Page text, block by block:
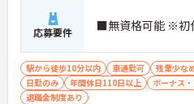
応募要件 ■無資格可能 ※初
駅から徒歩10分以内 車通勤可 残業少な
日勤のみ
年間休日110日以上 ボーナス
退職金制度あり